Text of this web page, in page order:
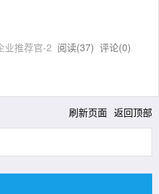
业推荐官-2 阅读(37) 评论(0)
刷新页面 返回顶部